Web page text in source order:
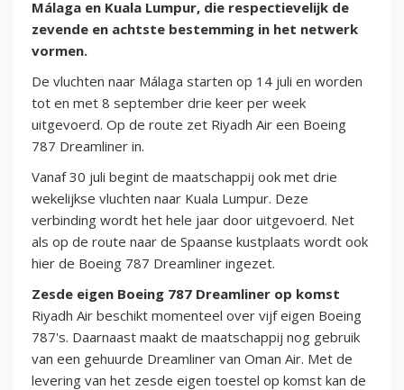
Málaga en Kuala Lumpur, die respectievelijk de
zevende en achtste bestemming in het netwerk
vormen.
De vluchten naar Málaga starten op 14 juli en worden
tot en met 8 september drie keer per week
uitgevoerd. Op de route zet Riyadh Air een Boeing
787 Dreamliner in.
Vanaf 30 juli begint de maatschappij ook met drie
wekelijkse vluchten naar Kuala Lumpur. Deze
verbinding wordt het hele jaar door uitgevoerd. Net
als op de route naar de Spaanse kustplaats wordt ook
hier de Boeing 787 Dreamliner ingezet.
Zesde eigen Boeing 787 Dreamliner op komst
Riyadh Air beschikt momenteel over vijf eigen Boeing
787's. Daarnaast maakt de maatschappij nog gebruik
van een gehuurde Dreamliner van Oman Air. Met de
levering van het zesde eigen toestel op komst kan de